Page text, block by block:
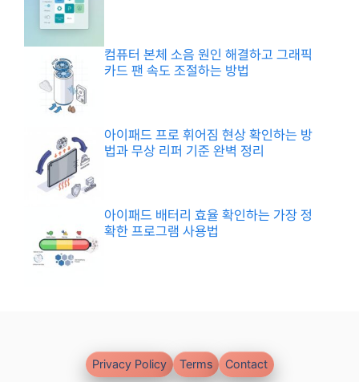
컴퓨터 본체 소음 원인 해결하고 그래픽
카드 팬 속도 조절하는 방법
아이패드 프로 휘어짐 현상 확인하는 방
법과 무상 리퍼 기준 완벽 정리
아이패드 배터리 효율 확인하는 가장 정
확한 프로그램 사용법
Privacy Policy Terms Contact